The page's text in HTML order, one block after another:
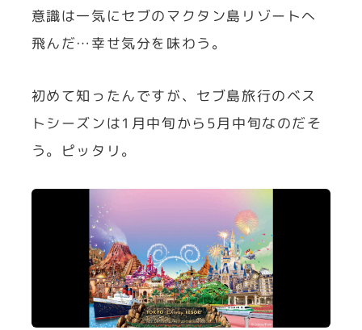
意識は一気にセブのマクタン島リゾートへ
飛んだ…幸せ気分を味わう。
初めて知ったんですが、セブ島旅行のベス
トシーズンは1月中旬から5月中旬なのだそ
う。ピッタリ。